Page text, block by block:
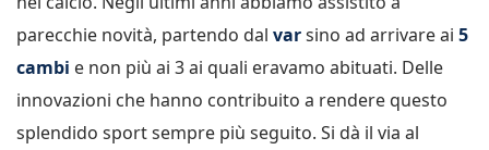
parecchie novità, partendo dal varsino ad arrivare ai 5
cambi e non più ai 3 ai quali eravamo abituati. Delle
innovazioni che hanno contribuito a rendere questo
splendido sport sempre più seguito. Si dà il via al